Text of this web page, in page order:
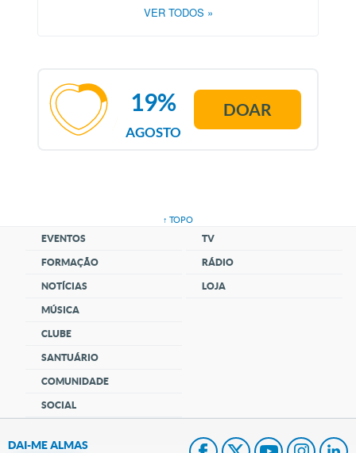
VER TODOS »
AGOSTO
19% DOAR
↑ TOPO
EVENTOS
FORMAÇÃO
NOTÍCIAS
MÚSICA
CLUBE
SANTUÁRIO
COMUNIDADE
SOCIAL
TV
RÁDIO
LOJA
DAI-ME ALMAS